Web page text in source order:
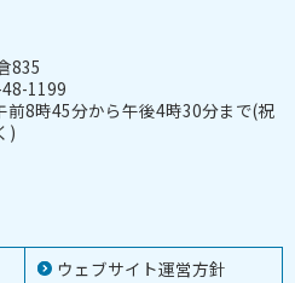
ウェブサイト運営方針
835
1199
8時45分から午後4時30分まで(祝
)